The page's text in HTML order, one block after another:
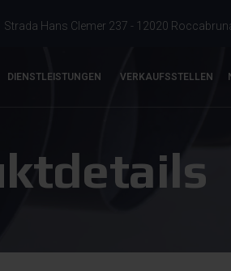
Strada Hans Clemer 237 - 12020
DIENSTLEISTUNGEN VERKAUFSSTELLEN